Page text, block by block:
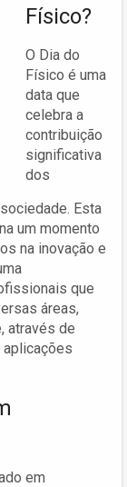
Físico?
O Dia do
Físico é uma
data que
celebra a
contribuição
significativa
dos
Esta
um momento
na inovação e
que
áreas,
através de
em